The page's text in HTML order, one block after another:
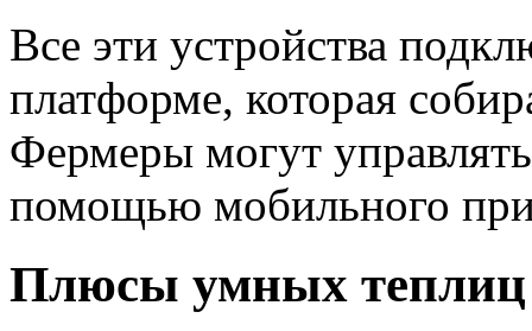
Все эти устройства
платформе, которая
Фермеры могут
помощью мобильного
Плюсы умных теплиц